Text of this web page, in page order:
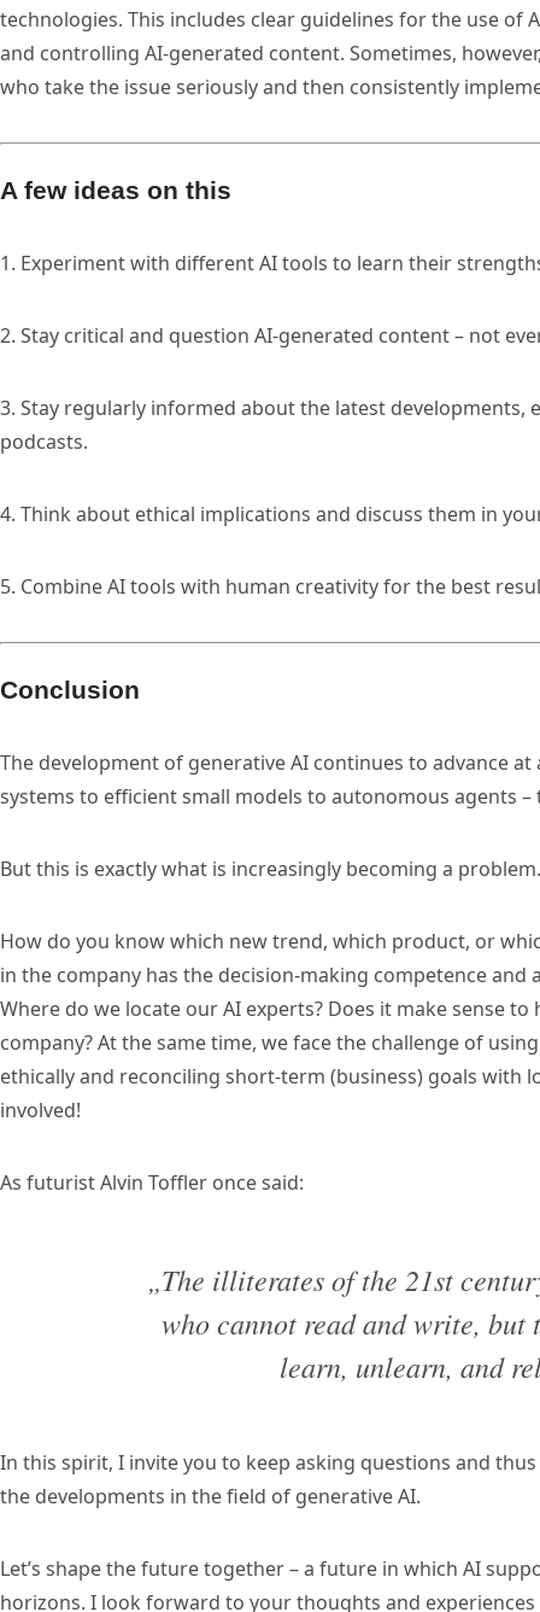
technologies. This includes clear guidelines for the use of
and controlling AI-generated content. Sometimes,
who take the issue seriously and then consistently
A few ideas on this
1. Experiment with different AI tools to learn their
2. Stay critical and question AI-generated content – not
3. Stay regularly informed about the latest developments,
podcasts.
4. Think about ethical implications and discuss them in
5. Combine AI tools with human creativity for the best
Conclusion
The development of generative AI continues to advance
systems to efficient small models to autonomous agents
But this is exactly what is increasingly becoming a problem.
How do you know which new trend, which product, or
in the company has the decision-making competence
Where do we locate our AI experts? Does it make sense
company? At the same time, we face the challenge of
ethically and reconciling short-term (business) goals with
involved!
As futurist Alvin Toffler once said:
„The illiterates of the 21st
who cannot read and write, but
learn, unlearn, and
In this spirit, I invite you to keep asking questions and
the developments in the field of generative AI.
Let’s shape the future together – a future in which AI
horizons. I look forward to your thoughts and